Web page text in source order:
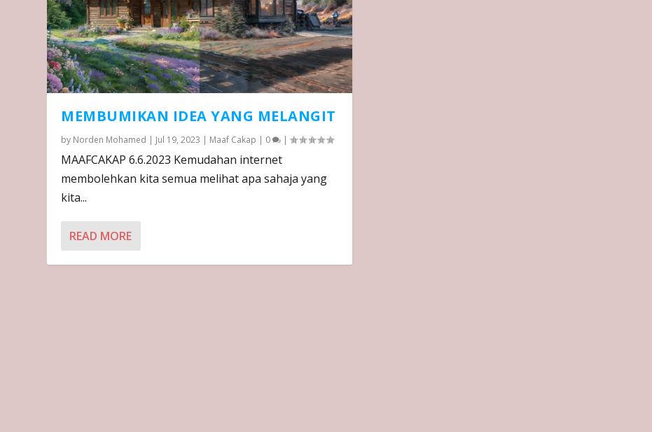
MEMBUMIKAN IDEA YANG MELANGIT
by Norden Mohamed | Jul 19, 2023 | Maaf Cakap | 0 |
MAAFCAKAP 6.6.2023 Kemudahan internet
membolehkan kita semua melihat apa sahaja yang
kita...
READ MORE